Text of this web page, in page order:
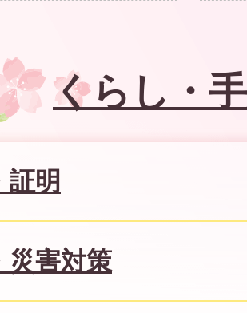
くらし・
証明
災害対策